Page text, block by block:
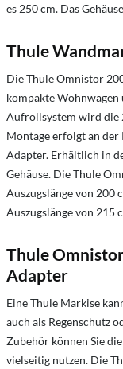
es 250 cm. Das
Thule
Die Thule Omnistor
kompakte
Aufrollsystem wird die
Montage erfolgt an
Adapter. Erhältlich in
Gehäuse. Die Thule
Auszugslänge von 200
Auszugslänge von 215
Thule
Adapter
Eine Thule Markise
auch als Regenschutz
Zubehör können Sie
vielseitig nutzen. Die